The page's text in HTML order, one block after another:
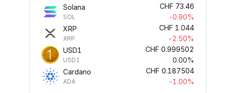
Solana
SOL
CHF 73.46
-0.90%
XRP
XRP
CHF 1.044
-2.50%
USD1
USD1
CHF 0.999502
0.00%
Cardano
ADA
CHF 0.187504
-1.00%